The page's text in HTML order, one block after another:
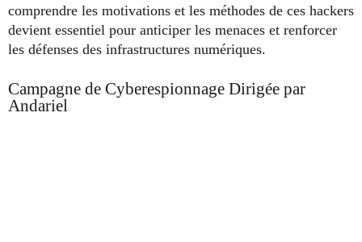
comprendre les motivations et les méthodes de ces hackers
devient essentiel pour anticiper les menaces et renforcer
les défenses des infrastructures numériques.
Campagne de Cyberespionnage Dirigée par
Andariel